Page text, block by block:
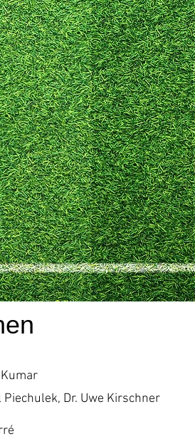
Piechulek, Dr. Uwe Kirschner